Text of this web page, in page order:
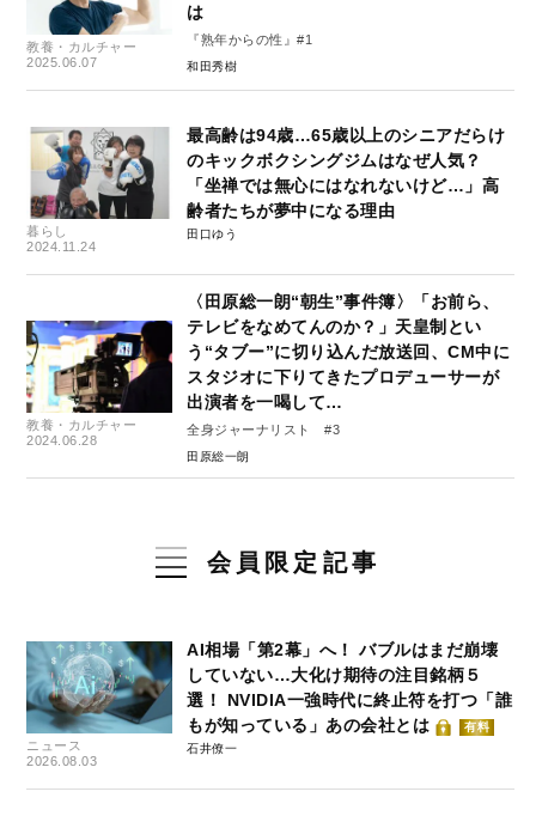
教養・カルチャー
2025.06.07
は
『熟年からの性』#1
和田秀樹
暮らし
2024.11.24
最高齢は94歳…65歳以上のシニアだらけ
のキックボクシングジムはなぜ人気？
「坐禅では無心にはなれないけど…」高
齢者たちが夢中になる理由
田口ゆう
教養・カルチャー
2024.06.28
〈田原総一朗“朝生”事件簿〉「お前ら、
テレビをなめてんのか？」天皇制とい
う“タブー”に切り込んだ放送回、CM中に
スタジオに下りてきたプロデューサーが
出演者を一喝して…
全身ジャーナリスト #3
田原総一朗
会員限定記事
ニュース
2026.08.03
AI相場「第2幕」へ！ バブルはまだ崩壊
していない…大化け期待の注目銘柄５
選！ NVIDIA一強時代に終止符を打つ「誰
もが知っている」あの会社とは
有料
石井僚一